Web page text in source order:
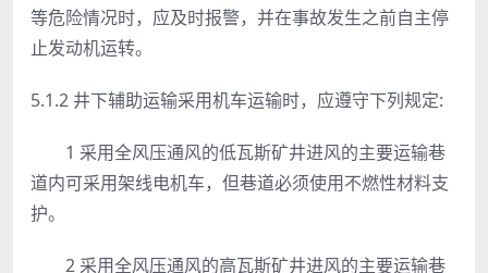
等危险情况时，应及时报警，并在事故发生之前自主停
止发动机运转。
5.1.2 井下辅助运输采用机车运输时，应遵守下列规定:
1 采用全风压通风的低瓦斯矿井进风的主要运输巷
道内可采用架线电机车，但巷道必须使用不燃性材料支
护。
2 采用全风压通风的高瓦斯矿井进风的主要运输巷